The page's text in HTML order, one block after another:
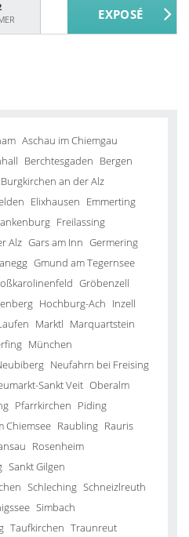
Aschau im Chiemgau
Berchtesgaden Bergen
Burgkirchen an der Alz
Elixhausen Emmerting
Freilassing
Alz Gars am Inn Germering
Gmund am Tegernsee
Gröbenzell
Hochburg-Ach Inzell
Marktl Marquartstein
München
Neufahrn bei Freising
Sankt Veit Oberalm
Pfarrkirchen Piding
Chiemsee Raubling Rauris
Rosenheim
Sankt Gilgen
Schleching Schneizlreuth
Simbach
Taufkirchen Traunreut